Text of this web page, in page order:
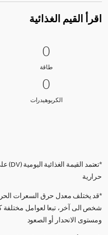
اقرأ القيم الغذائية
0 طاقة
0
0
طاقةطاقة
0 الكربوهيدرات
0
0
الكربوهيدراتالكربوهيدرات
حرارية
*قد يختلف معدل حرق السعرات
شخص الى آخر، تبعا لعوامل
ومستوى الانحدار أو الصعود